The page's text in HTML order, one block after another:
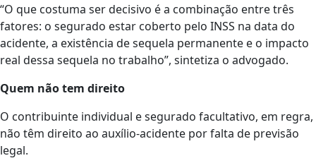
“O que costuma ser decisivo é a combinação entre três
fatores: o segurado estar coberto pelo INSS na data do
acidente, a existência de sequela permanente e o impacto
real dessa sequela no trabalho”, sintetiza o advogado.
Quem não tem direito
O contribuinte individual e segurado facultativo, em regra,
não têm direito ao auxílio-acidente por falta de previsão
legal.